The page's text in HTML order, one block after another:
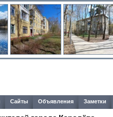
Сайты Объявления Заметки